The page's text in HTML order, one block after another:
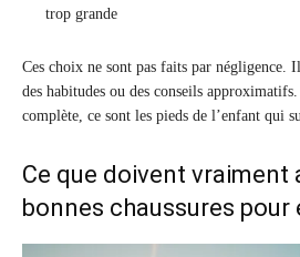
trop grande
Ces choix ne sont pas faits par négligence.
des habitudes ou des conseils
complète, ce sont les pieds de l’enfant qui
Ce que doivent vraiment
bonnes chaussures